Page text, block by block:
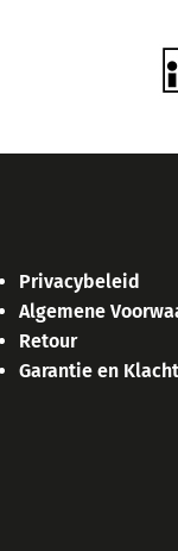
Privacybeleid
Algemene
Retour
Garantie en